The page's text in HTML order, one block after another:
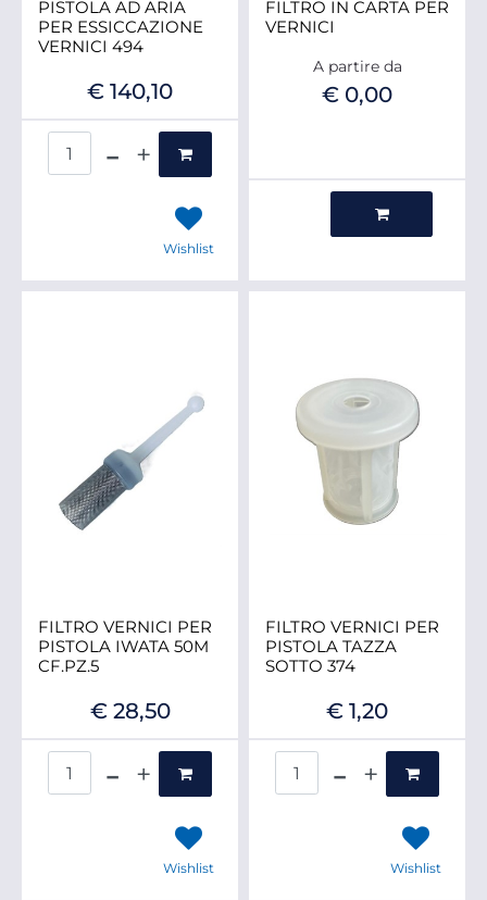
PISTOLA AD ARIA
PER ESSICCAZIONE
VERNICI 494
€ 140,10
Wishlist
FILTRO IN CARTA PER
VERNICI
A partire da
€ 0,00
FILTRO VERNICI PER
PISTOLA IWATA 50M
CF.PZ.5
€ 28,50
Wishlist
FILTRO VERNICI PER
PISTOLA TAZZA
SOTTO 374
€ 1,20
Wishlist